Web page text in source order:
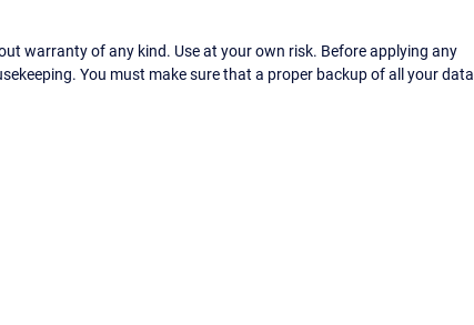
warranty of any kind. Use at your own risk. Before applying any
You must make sure that a proper backup of all your data